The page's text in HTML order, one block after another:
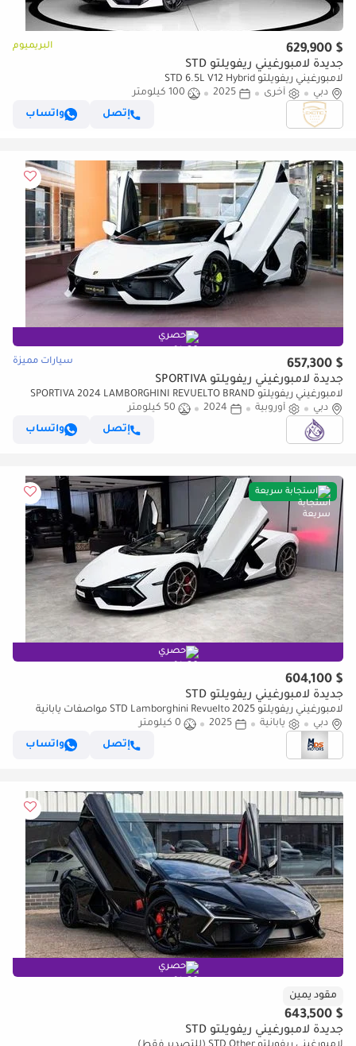
$ 629,900 البريميوم
جديدة لامبورغيني ريفويلتو STD
لامبورغيني ريفويلتو STD 6.5L V12 Hybrid
دبي
أخرى 2025
100 كيلومتر
إتصل
واتساب
حصري
$ 657,300 سيارات مميزة
جديدة لامبورغيني ريفويلتو SPORTIVA
لامبورغيني ريفويلتو SPORTIVA 2024 LAMBORGHINI REVUELTO BRAND
NEW ( FREE SERVICE CONTRACT )
دبي أوروبية 2024
50 كيلومتر
إتصل
واتساب
استجابة سريعة
حصري
$ 604,100
جديدة لامبورغيني ريفويلتو STD
لامبورغيني ريفويلتو STD Lamborghini Revuelto 2025 مواصفات يابانية
دبي
يابانية 2025
0 كيلومتر
إتصل
واتساب
حصري
مقود يمين
$ 643,500
جديدة لامبورغيني ريفويلتو STD